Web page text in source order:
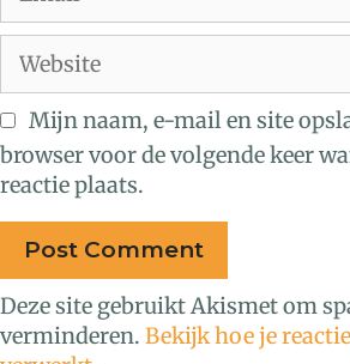
Mijn naam, e-mail en site
browser voor de volgende keer
reactie plaats.
Deze site gebruikt Akismet om
verminderen. Bekijk hoe je